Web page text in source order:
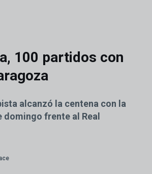
100 partidos con
alcanzó la centena con la
domingo frente al Real